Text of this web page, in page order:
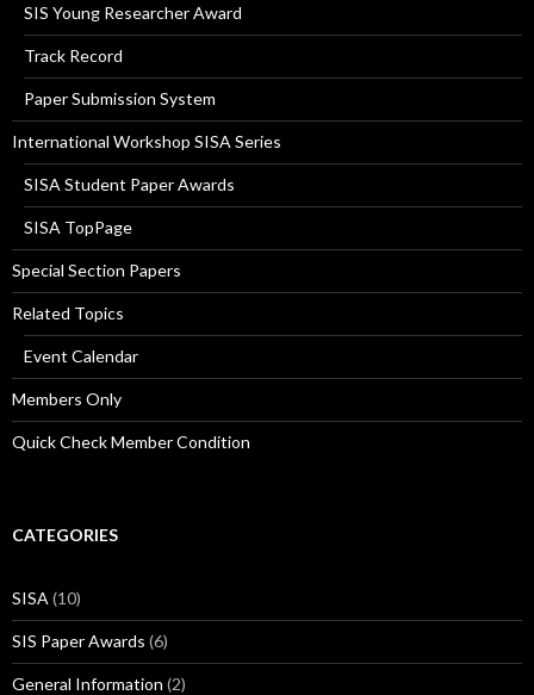
SIS Young Researcher Award
Track Record
Paper Submission System
International Workshop SISA Series
SISA Student Paper Awards
SISA TopPage
Special Section Papers
Related Topics
Event Calendar
Members Only
Quick Check Member Condition
CATEGORIES
SISA (10)
SIS Paper Awards (6)
General Information (2)